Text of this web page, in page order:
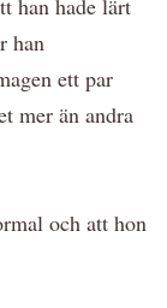
han hade lärt
han
ett par
mer än andra
och att hon